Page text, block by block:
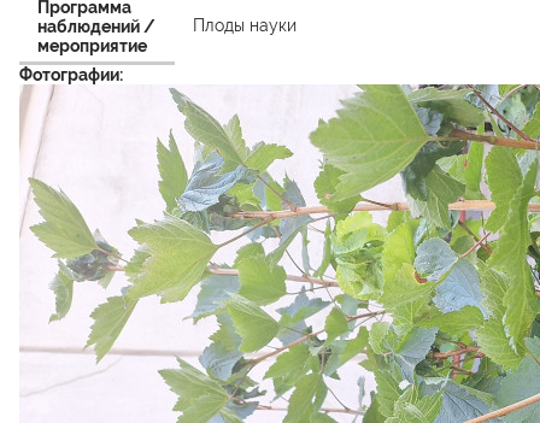
Программа
наблюдений /
мероприятие
Плоды науки
Фотографии: